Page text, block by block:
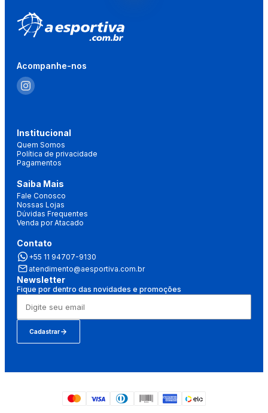
Acompanhe-nos
Institucional
Quem Somos
Política de privacidade
Pagamentos
Saiba Mais
Fale Conosco
Nossas Lojas
Dúvidas Frequentes
Venda por Atacado
Contato
+55 11 94707-9130
atendimento@aesportiva.com.br
Newsletter
Fique por dentro das novidades e promoções
Cadastrar